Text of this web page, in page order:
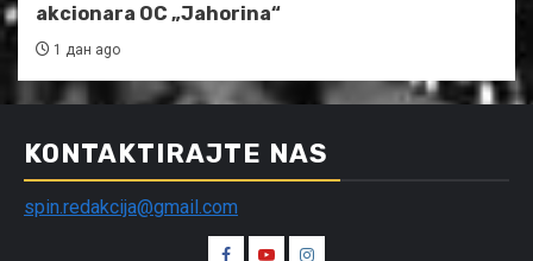
akcionara OC „Jahorina“
1 дан ago
KONTAKTIRAJTE NAS
spin.redakcija@gmail.com
SpinSpin Spin